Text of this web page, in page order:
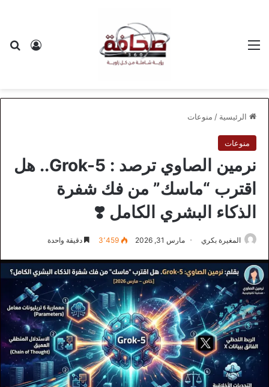
الرئيسية / منوعات
منوعات
نرمين الصاوي ترصد : Grok-5.. هل
اقترب “ماسك” من فك شفرة
الذكاء البشري الكامل ❣️
المغيرة بكري مارس 31, 2026 3٬459 دقيقة واحدة